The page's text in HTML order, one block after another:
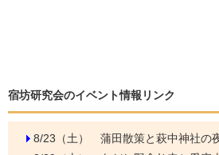
宿坊研究会のイベント情報リンク
8/23（土） 蒲田散策と萩中神社の